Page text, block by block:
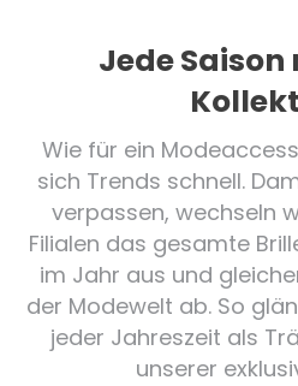
Jede
Wie für ein
sich Trends schnell.
verpassen, wechseln
Filialen das gesamte
im Jahr aus und
der Modewelt ab. So
jeder Jahreszeit als
unserer